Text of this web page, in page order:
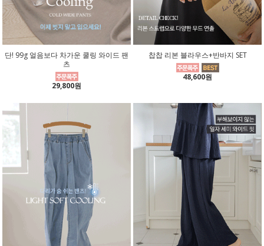
단! 99g 얼음보다 차가운 쿨링 와이드 팬
츠
29,800원
찹찹 리본 블라우스+반바지 SET
48,600원